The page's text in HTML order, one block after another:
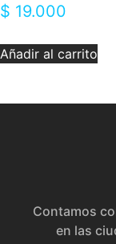
$ 19.000
Añadir al carrito
Contamos
en las